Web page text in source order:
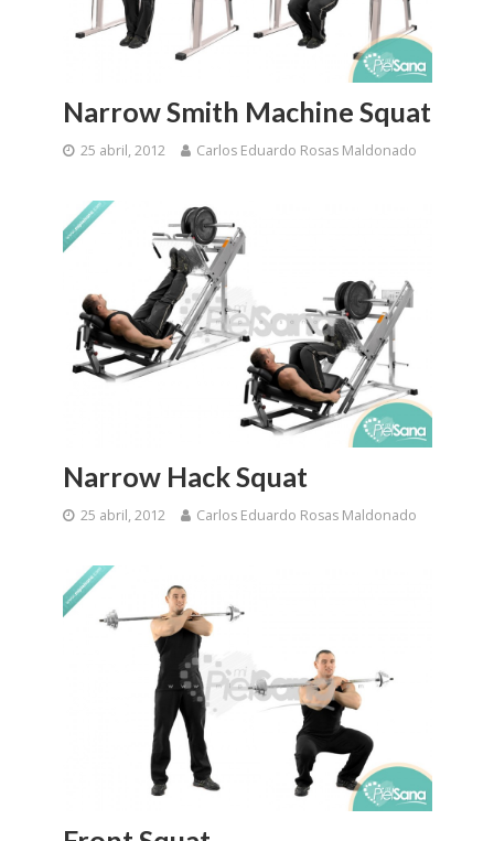
Narrow Smith Machine Squat
25 abril, 2012 Carlos Eduardo Rosas Maldonado
Narrow Hack Squat
25 abril, 2012 Carlos Eduardo Rosas Maldonado